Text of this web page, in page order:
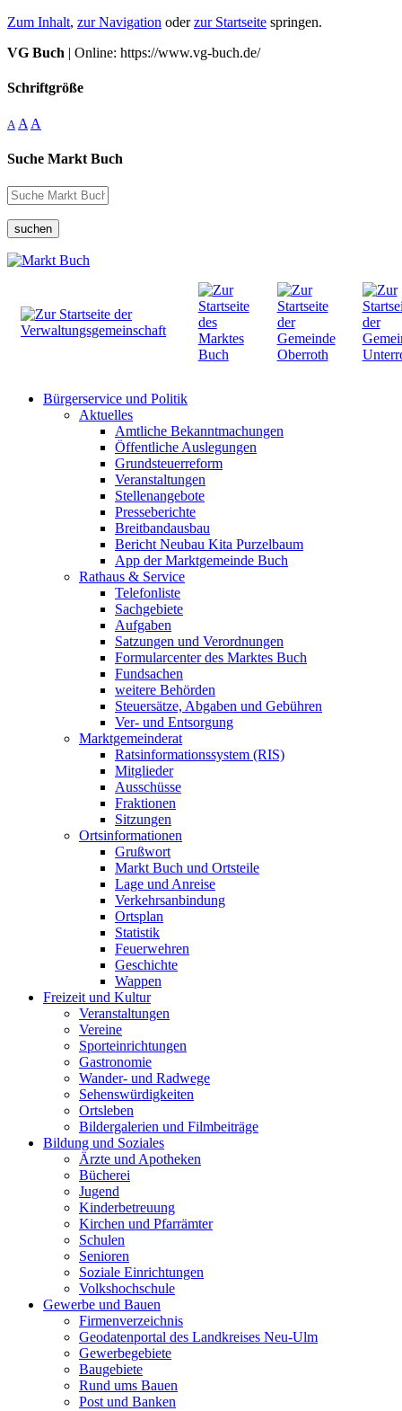
Zum Inhalt, zur Navigation oderzur Startseite springen.
VG Buch | Online: https://www.vg-buch.de/
Schriftgröße
A A A
Suche Markt Buch
suchen
Bürgerservice und Politik
Aktuelles
Amtliche Bekanntmachungen
Öffentliche Auslegungen
Grundsteuerreform
Veranstaltungen
Stellenangebote
Presseberichte
Breitbandausbau
Bericht Neubau Kita Purzelbaum
App der Marktgemeinde Buch
Rathaus & Service
Telefonliste
Sachgebiete
Aufgaben
Satzungen und Verordnungen
Formularcenter des Marktes Buch
Fundsachen
weitere Behörden
Steuersätze, Abgaben und Gebühren
Ver- und Entsorgung
Marktgemeinderat
Ratsinformationssystem (RIS)
Mitglieder
Ausschüsse
Fraktionen
Sitzungen
Ortsinformationen
Grußwort
Markt Buch und Ortsteile
Lage und Anreise
Verkehrsanbindung
Ortsplan
Statistik
Feuerwehren
Geschichte
Wappen
Freizeit und Kultur
Veranstaltungen
Vereine
Sporteinrichtungen
Gastronomie
Wander- und Radwege
Sehenswürdigkeiten
Ortsleben
Bildergalerien und Filmbeiträge
Bildung und Soziales
Ärzte und Apotheken
Bücherei
Jugend
Kinderbetreuung
Kirchen und Pfarrämter
Schulen
Senioren
Soziale Einrichtungen
Volkshochschule
Gewerbe und Bauen
Firmenverzeichnis
Geodatenportal des Landkreises Neu-Ulm
Gewerbegebiete
Baugebiete
Rund ums Bauen
Post und Banken